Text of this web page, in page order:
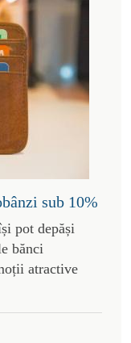
sub 10%
pot depăși
bănci
atractive